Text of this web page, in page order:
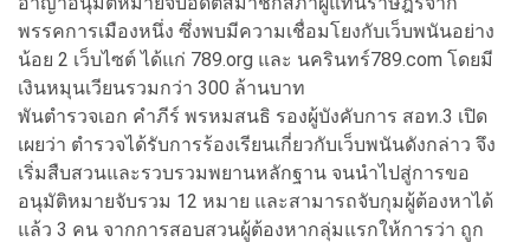
พรรคการเมืองหนึ่ง ซึ่งพบมีความเชื่อมโยงกับเว็บพนันอย่าง
น้อย 2 เว็บไซต์ ได้แก่ 789.org และ นครินทร์789.com โดยมี
เงินหมุนเวียนรวมกว่า 300 ล้านบาท
พันตำรวจเอก คำภีร์ พรหมสนธิ รองผู้บังคับการ สอท.3 เปิด
เผยว่า ตำรวจได้รับการร้องเรียนเกี่ยวกับเว็บพนันดังกล่าว จึง
เริ่มสืบสวนและรวบรวมพยานหลักฐาน จนนำไปสู่การขอ
อนุมัติหมายจับรวม 12 หมาย และสามารถจับกุมผู้ต้องหาได้
แล้ว 3 คน จากการสอบสวนผู้ต้องหากลุ่มแรกให้การว่า ถูก